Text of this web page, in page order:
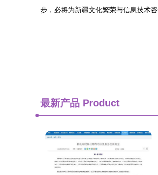
步，必将为新疆文化繁荣与信息技术
最新产品 Product